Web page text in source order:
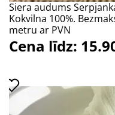
Siera audums
Kokvilna 100%.
metru ar PVN
Cena līdz: